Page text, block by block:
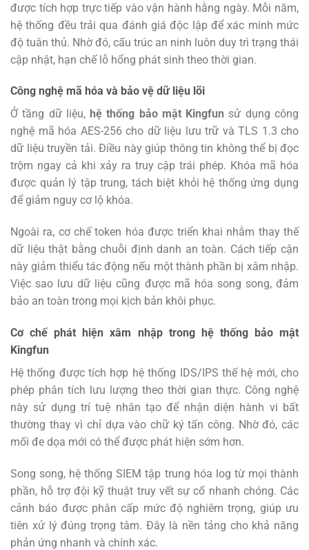
được tích hợp trực tiếp vào vận hành hằng ngày. Mỗi năm,
hệ thống đều trải qua đánh giá độc lập để xác minh mức
độ tuân thủ. Nhờ đó, cấu trúc an ninh luôn duy trì trạng thái
cập nhật, hạn chế lỗ hổng phát sinh theo thời gian.
Công nghệ mã hóa và bảo vệ dữ liệu lõi
Ở tầng dữ liệu, hệ thống bảo mật Kingfun sử dụng công
nghệ mã hóa AES-256 cho dữ liệu lưu trữ và TLS 1.3 cho
dữ liệu truyền tải. Điều này giúp thông tin không thể bị đọc
trộm ngay cả khi xảy ra truy cập trái phép. Khóa mã hóa
được quản lý tập trung, tách biệt khỏi hệ thống ứng dụng
để giảm nguy cơ lộ khóa.
Ngoài ra, cơ chế token hóa được triển khai nhằm thay thế
dữ liệu thật bằng chuỗi định danh an toàn. Cách tiếp cận
này giảm thiểu tác động nếu một thành phần bị xâm nhập.
Việc sao lưu dữ liệu cũng được mã hóa song song, đảm
bảo an toàn trong mọi kịch bản khôi phục.
Cơ chế phát hiện xâm nhập trong hệ thống bảo mật
Kingfun
Hệ thống được tích hợp hệ thống IDS/IPS thế hệ mới, cho
phép phân tích lưu lượng theo thời gian thực. Công nghệ
này sử dụng trí tuệ nhân tạo để nhận diện hành vi bất
thường thay vì chỉ dựa vào chữ ký tấn công. Nhờ đó, các
mối đe dọa mới có thể được phát hiện sớm hơn.
Song song, hệ thống SIEM tập trung hóa log từ mọi thành
phần, hỗ trợ đội kỹ thuật truy vết sự cố nhanh chóng. Các
cảnh báo được phân cấp mức độ nghiêm trọng, giúp ưu
tiên xử lý đúng trọng tâm. Đây là nền tảng cho khả năng
phản ứng nhanh và chính xác.